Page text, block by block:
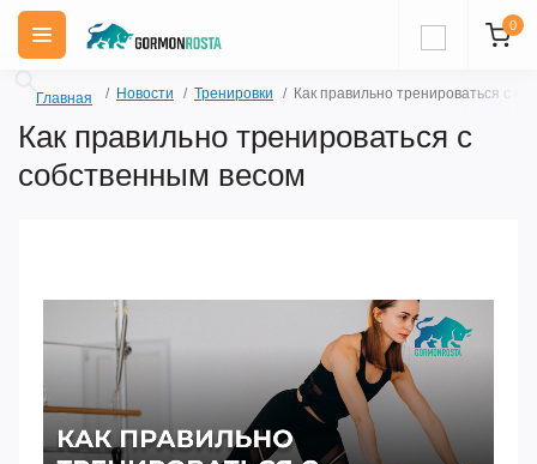
0
Главная Новости Тренировки Как правильно тренироваться с
Как правильно тренироваться с
собственным весом